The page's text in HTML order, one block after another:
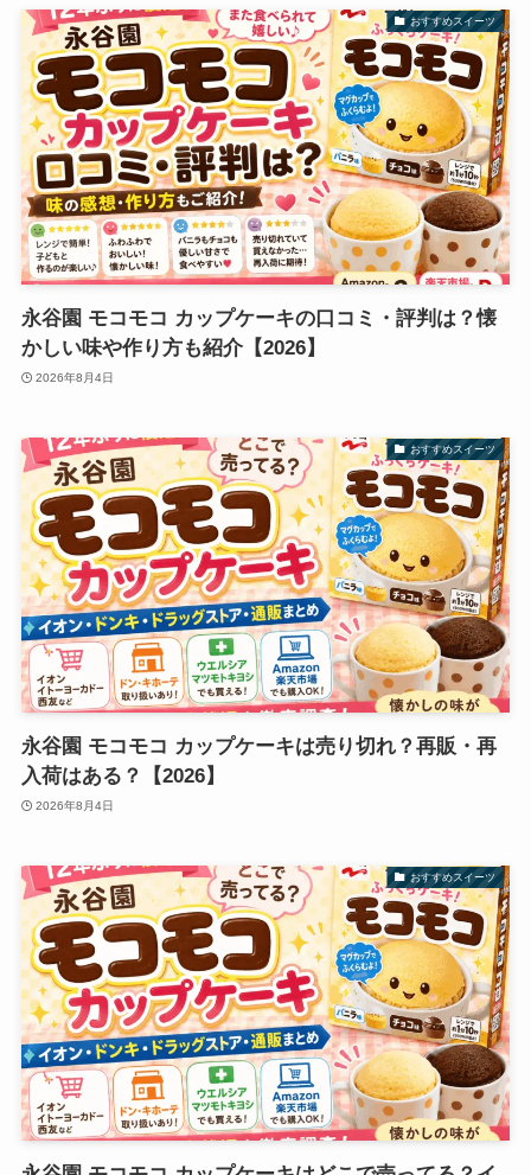
おすすめスイーツ
永谷園 モコモコ カップケーキの口コミ・評判は？懐
かしい味や作り方も紹介【2026】
2026年8月4日
おすすめスイーツ
永谷園 モコモコ カップケーキは売り切れ？再販・再
入荷はある？【2026】
2026年8月4日
おすすめスイーツ